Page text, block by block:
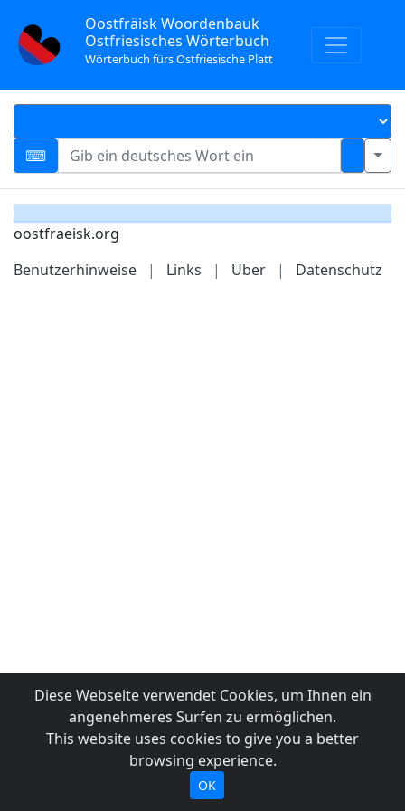
Oostfräisk Woordenbauk
Ostfriesisches Wörterbuch
Wörterbuch fürs Ostfriesische Platt
oostfraeisk.org
Benutzerhinweise
| Links | Über | Datenschutz
Diese Webseite verwendet Cookies, um Ihnen ein
angenehmeres Surfen zu ermöglichen.
This website uses cookies to give you a better
browsing experience.
OK